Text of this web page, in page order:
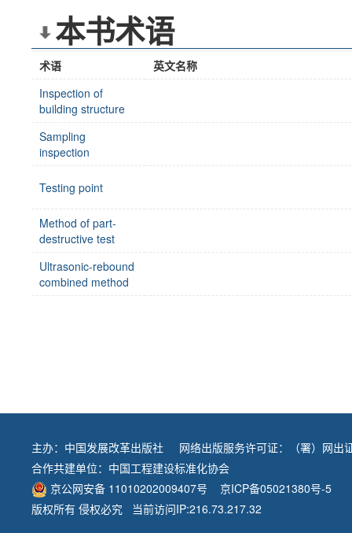
本书术语
术语
英文名称
Inspection of
building structure
Sampling
inspection
Testing point
Method of part-
destructive test
Ultrasonic-rebound
combined method
主办： 中国发展改革出版社
网络出版服务许可证：（署）网出
合作共建单位： 中国工程建设标准化协会
京公网安备 11010202009407号
京ICP备05021380号-5
版权所有 侵权必究 当前访问IP:216.73.217.32